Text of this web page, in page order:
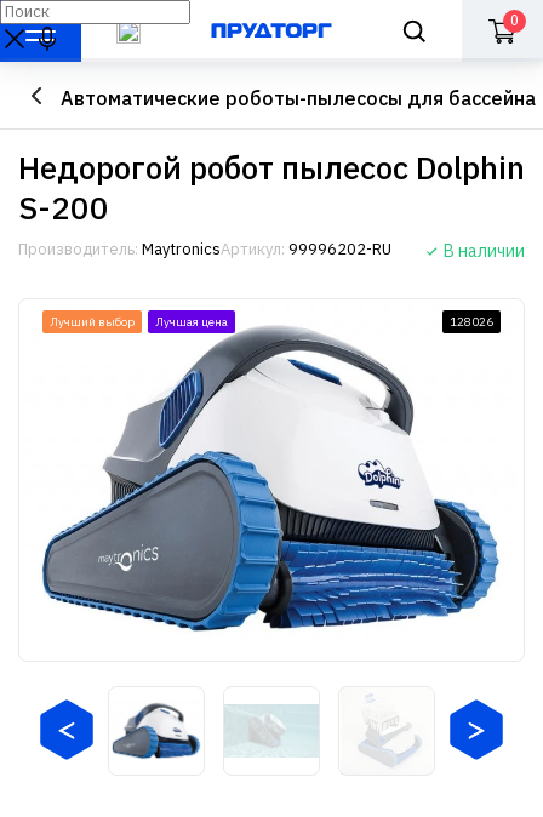
0
Автоматические роботы-пылесосы для бассейна
Недорогой робот пылесос Dolphin
S-200
Производитель: MaytronicsАртикул: 99996202-RU В наличии
128026
Лучший выбор Лучшая цена